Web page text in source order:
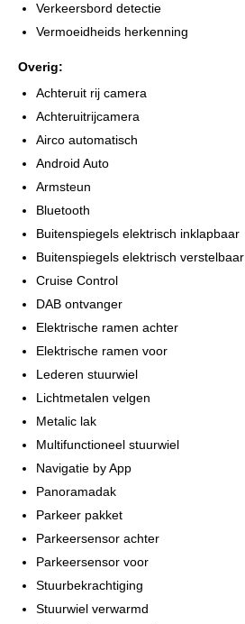
Verkeersbord detectie
Vermoeidheids herkenning
Overig:
Achteruit rij camera
Achteruitrijcamera
Airco automatisch
Android Auto
Armsteun
Bluetooth
Buitenspiegels elektrisch inklapbaar
Buitenspiegels elektrisch verstelbaar
Cruise Control
DAB ontvanger
Elektrische ramen achter
Elektrische ramen voor
Lederen stuurwiel
Lichtmetalen velgen
Metalic lak
Multifunctioneel stuurwiel
Navigatie by App
Panoramadak
Parkeer pakket
Parkeersensor achter
Parkeersensor voor
Stuurbekrachtiging
Stuurwiel verwarmd